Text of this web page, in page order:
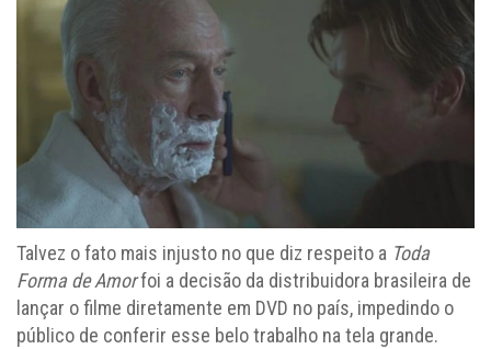
Talvez o fato mais injusto no que diz respeito a Toda
Forma de Amorfoi a decisão da distribuidora brasileira de
lançar o filme diretamente em DVD no país, impedindo o
público de conferir esse belo trabalho na tela grande.